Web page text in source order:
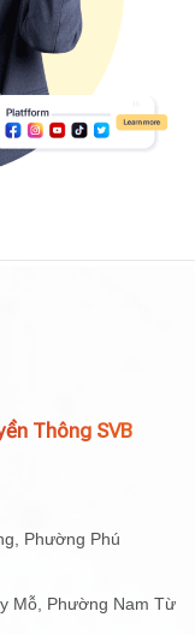
Thông SVB
Phường Phú
Mỗ, Phường Nam Từ